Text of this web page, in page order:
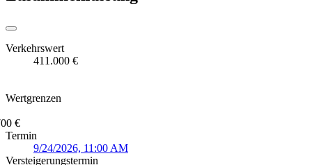
Verkehrswert
411.000 €
Wertgrenzen
€
Termin
9/24/2026, 11:00 AM
Versteigerungstermin